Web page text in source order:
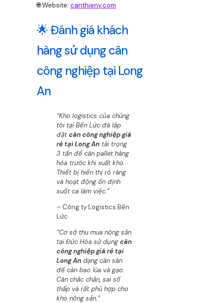
🌐 Website: canthieny.com
🌟 Đánh giá khách
hàng sử dụng cân
công nghiệp tại Long
An
“Kho logistics của chúng
tôi tại Bến Lức đã lắp
đặt cân công nghiệp giá
rẻ tại Long An tải trọng
3 tấn để cân pallet hàng
hóa trước khi xuất kho.
Thiết bị hiển thị rõ ràng
và hoạt động ổn định
suốt ca làm việc.”
– Công ty Logistics Bến
Lức
“Cơ sở thu mua nông sản
tại Đức Hòa sử dụngcân
công nghiệp giá rẻ tại
Long An dạng cân sàn
để cân bao lúa và gạo.
Cân chắc chắn, sai số
thấp và rất phù hợp cho
kho nông sản.”